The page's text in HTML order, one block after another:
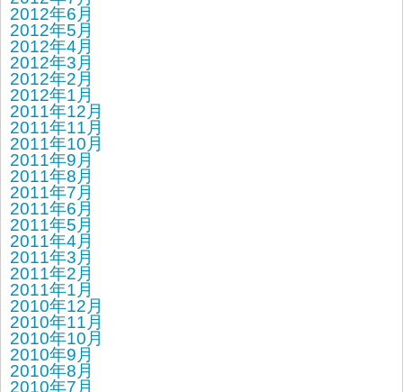
2012年6月
2012年5月
2012年4月
2012年3月
2012年2月
2012年1月
2011年12月
2011年11月
2011年10月
2011年9月
2011年8月
2011年7月
2011年6月
2011年5月
2011年4月
2011年3月
2011年2月
2011年1月
2010年12月
2010年11月
2010年10月
2010年9月
2010年8月
2010年7月